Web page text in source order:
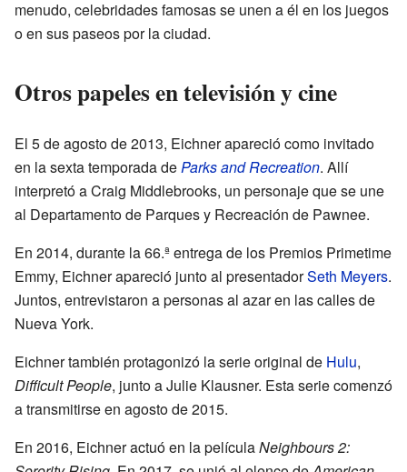
menudo, celebridades famosas se unen a él en los juegos
o en sus paseos por la ciudad.
Otros papeles en televisión y cine
El 5 de agosto de 2013, Eichner apareció como invitado
en la sexta temporada deParks and Recreation. Allí
interpretó a Craig Middlebrooks, un personaje que se une
al Departamento de Parques y Recreación de Pawnee.
En 2014, durante la 66.ª entrega de los Premios Primetime
Emmy, Eichner apareció junto al presentadorSeth Meyers.
Juntos, entrevistaron a personas al azar en las calles de
Nueva York.
Eichner también protagonizó la serie original de Hulu,
Difficult People, junto a Julie Klausner. Esta serie comenzó
a transmitirse en agosto de 2015.
En 2016, Eichner actuó en la películaNeighbours 2: